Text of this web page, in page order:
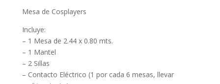
Mesa de Cosplayers
Incluye:
– 1 Mesa de 2.44 x 0.80 mts.
– 1 Mantel
– 2 Sillas
– Contacto Eléctrico (1 por cada 6 mesas, llevar